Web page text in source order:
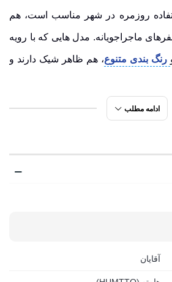
روزمره در شهر مناسب است، هم
ماجراجویانه. مدل هایی که با رویه
رنگ بندی متنوع، هم ظاهر شیک دارند و
یک ست هماهنگ نه تنها استایل شما را
ای از راحتی بی پایان در طول روز به
جزئیات
ادامه مطلب
آقایان